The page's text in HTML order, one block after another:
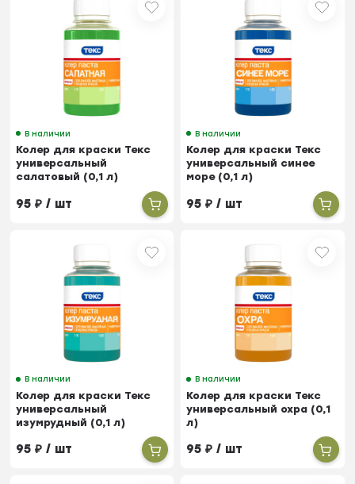
В наличии
Колер для краски Текс
универсальный
салатовый (0,1 л)
95₽ / шт
В наличии
Колер для краски Текс
универсальный синее
море (0,1 л)
95₽ / шт
В наличии
Колер для краски Текс
универсальный
изумрудный (0,1 л)
95₽ / шт
В наличии
Колер для краски Текс
универсальный охра (0,1
л)
95₽ / шт